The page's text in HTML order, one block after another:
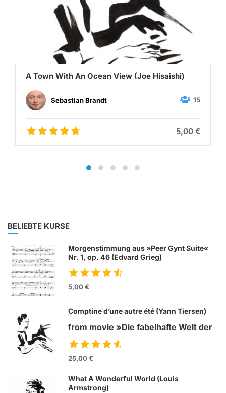
A Town With An Ocean View (Joe Hisaishi)
Sebastian Brandt 15
5,00 €
BELIEBTE KURSE
Morgenstimmung aus »Peer Gynt Suite«
Nr. 1, op. 46 (Edvard Grieg)
5,00 €
Comptine d’une autre été (Yann Tiersen)
from movie »Die fabelhafte Welt der
Amelie«
25,00 €
What A Wonderful World (Louis
Armstrong)